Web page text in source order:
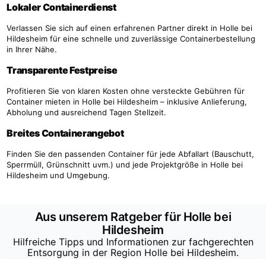
Lokaler Containerdienst
Verlassen Sie sich auf einen erfahrenen Partner direkt in Holle bei
Hildesheim für eine schnelle und zuverlässige Containerbestellung
in Ihrer Nähe.
Transparente Festpreise
Profitieren Sie von klaren Kosten ohne versteckte Gebühren für
Container mieten in Holle bei Hildesheim – inklusive Anlieferung,
Abholung und ausreichend Tagen Stellzeit.
Breites Containerangebot
Finden Sie den passenden Container für jede Abfallart (Bauschutt,
Sperrmüll, Grünschnitt uvm.) und jede Projektgröße in Holle bei
Hildesheim und Umgebung.
Aus unserem Ratgeber für Holle bei
Hildesheim
Hilfreiche Tipps und Informationen zur fachgerechten
Entsorgung in der Region Holle bei Hildesheim.